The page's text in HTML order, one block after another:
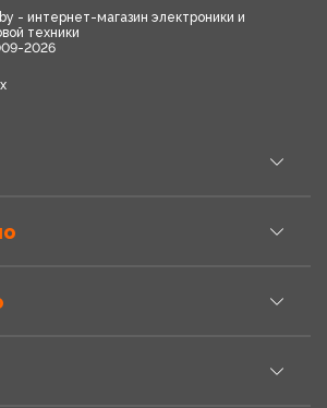
- интернет-магазин электроники и
техники
2026